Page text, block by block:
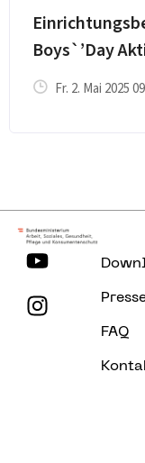
Boys`’Day
Fr. 2. Mai 2025
FAQ